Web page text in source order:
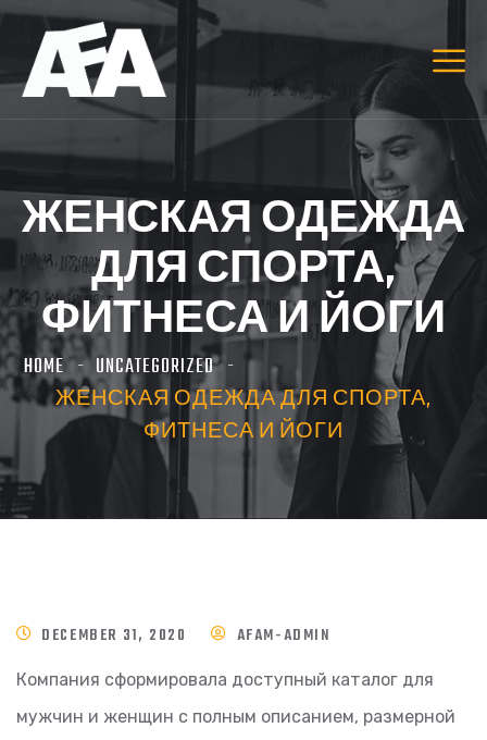
ЖЕНСКАЯ ОДЕЖДА
ДЛЯ СПОРТА,
ФИТНЕСА И ЙОГИ
HOME
UNCATEGORIZED
ЖЕНСКАЯ ОДЕЖДА ДЛЯ СПОРТА,
ФИТНЕСА И ЙОГИ
DECEMBER 31, 2020 AFAM-ADMIN
Компания сформировала доступный каталог для
мужчин и женщин с полным описанием, размерной